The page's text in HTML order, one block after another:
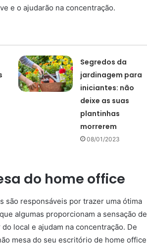
e o ajudarão na concentração.
Segredos da
jardinagem para
iniciantes: não
deixe as suas
plantinhas
morrerem
08/01/2023
do home office
são responsáveis por trazer uma ótima
algumas proporcionam a sensação de
local e ajudam na concentração. De
mesa do seu escritório de home office